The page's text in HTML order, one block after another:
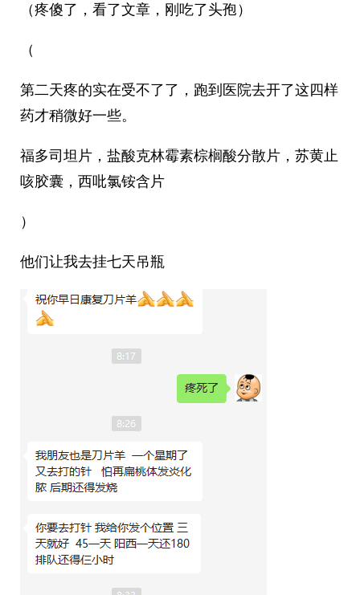
（疼傻了，看了文章，刚吃了头孢）
（
第二天疼的实在受不了了，跑到医院去开了这四样
药才稍微好一些。
福多司坦片，盐酸克林霉素棕榈酸分散片，苏黄止
咳胶囊，西吡氯铵含片
）
他们让我去挂七天吊瓶